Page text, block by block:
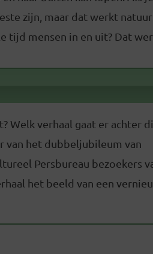
zijn, maar dat werkt
tijd mensen in en uit? Dat
Welk verhaal gaat er achter
van het dubbeljubileum van
Persbureau bezoekers
het beeld van een